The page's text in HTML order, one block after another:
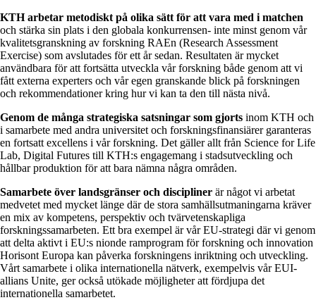
KTH arbetar metodiskt på olika sätt för att vara med i matchen
och stärka sin plats i den globala konkurrensen- inte minst genom vår
kvalitetsgranskning av forskning RAEn (Research Assessment
Exercise) som avslutades för ett år sedan. Resultaten är mycket
användbara för att fortsätta utveckla vår forskning både genom att vi
fått externa experters och vår egen granskande blick på forskningen
och rekommendationer kring hur vi kan ta den till nästa nivå.
Genom de många strategiska satsningar som gjorts inom KTH och
i samarbete med andra universitet och forskningsfinansiärer garanteras
en fortsatt excellens i vår forskning. Det gäller allt från Science for Life
Lab, Digital Futures till KTH:s engagemang i stadsutveckling och
hållbar produktion för att bara nämna några områden.
Samarbete över landsgränser och discipliner är något vi arbetat
medvetet med mycket länge där de stora samhällsutmaningarna kräver
en mix av kompetens, perspektiv och tvärvetenskapliga
forskningssamarbeten. Ett bra exempel är vår EU-strategi där vi genom
att delta aktivt i EU:s nionde ramprogram för forskning och innovation
Horisont Europa kan påverka forskningens inriktning och utveckling.
Vårt samarbete i olika internationella nätverk, exempelvis vår EUI-
allians Unite, ger också utökade möjligheter att fördjupa det
internationella samarbetet.